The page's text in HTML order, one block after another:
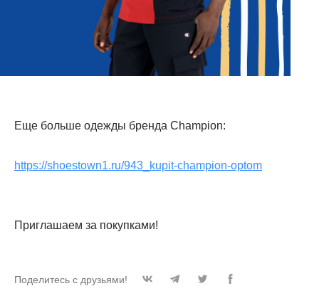
Еще больше одежды бренда Champion:
https://shoestown1.ru/943_kupit-champion-optom
Приглашаем за покупками!
Поделитесь с друзьями!